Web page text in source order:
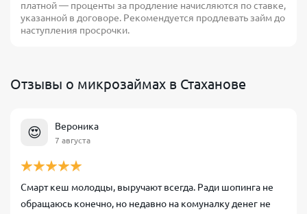
платной — проценты за продление начисляются по ставке,
указанной в договоре. Рекомендуется продлевать займ до
наступления просрочки.
Отзывы о микрозаймах в Стаханове
😍 Вероника
7 августа
Смарт кеш молодцы, выручают всегда. Ради шопинга не
обращаюсь конечно, но недавно на комуналку денег не